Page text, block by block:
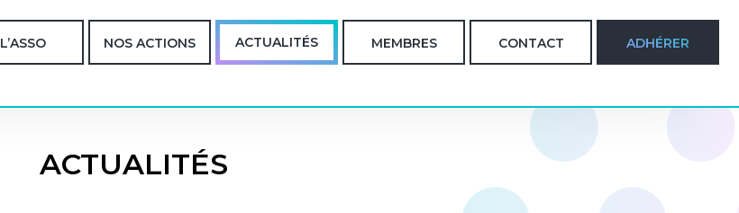
L’ASSO NOS ACTIONS ACTUALITÉS MEMBRES CONTACT ADHÉRER
ACTUALITÉS